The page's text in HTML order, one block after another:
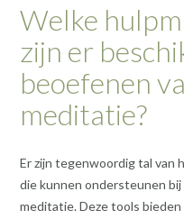
Welke
zijn er
beoefenen
meditatie?
Er zijn tegenwoordig tal van
die kunnen ondersteunen
meditatie. Deze tools